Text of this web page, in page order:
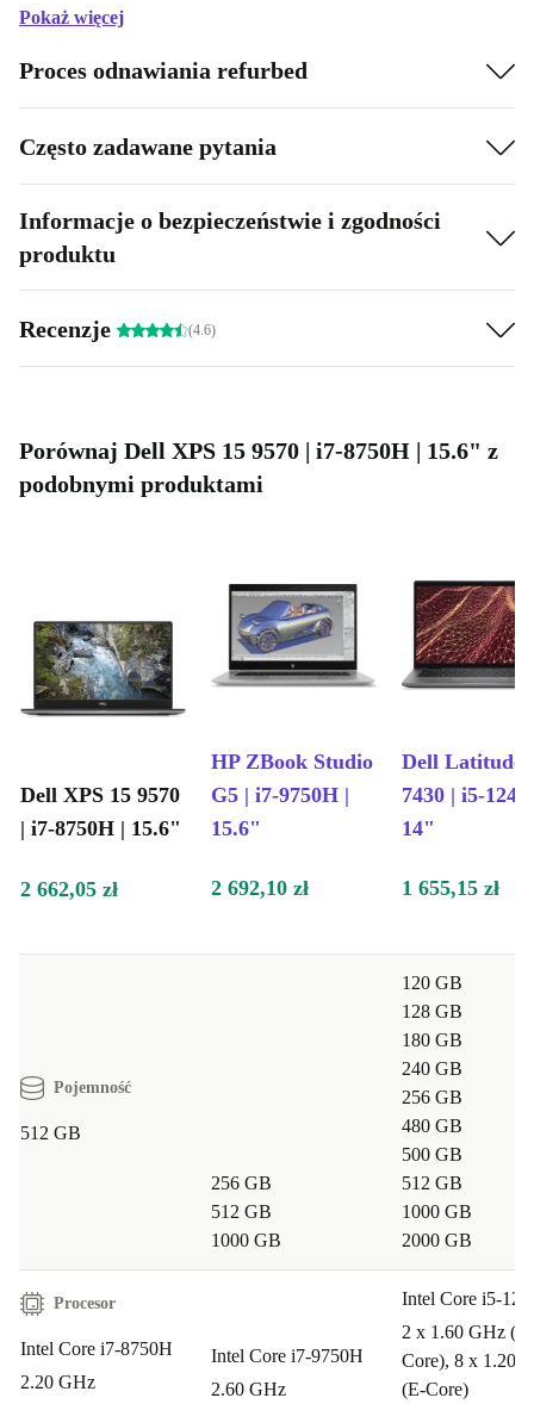
Pokaż więcej
Proces odnawiania refurbed
Często zadawane pytania
Informacje o bezpieczeństwie i zgodności
produktu
Recenzje (4.6)
Porównaj Dell XPS 15 9570 | i7-8750H | 15.6" z
podobnymi produktami
Dell XPS 15 9570
| i7-8750H | 15.6"
HP ZBook Studio
G5 | i7-9750H |
15.6"
Dell Latitude
7430 | i5-
14"
2 662,05 zł 2 692,10 zł 1 655,15 zł
Pojemność
512 GB
256 GB
512 GB
1000 GB
120 GB
128 GB
180 GB
240 GB
256 GB
480 GB
500 GB
512 GB
1000 GB
2000 GB
Procesor
Intel Core i7-8750H
2.20 GHz
Intel Core i7-9750H
2.60 GHz
Intel Core i5-
2 x 1.60 GHz (P-
Core), 8 x 1.20
(E-Core)